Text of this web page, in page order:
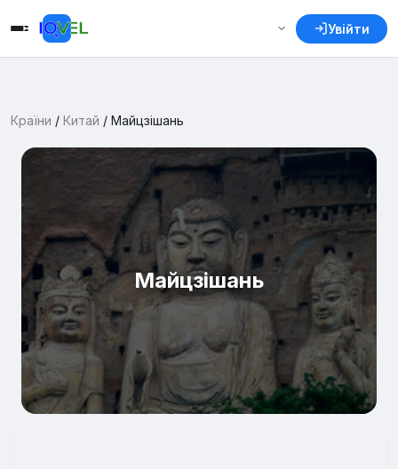
Увійти
Країни / Китай / Майцзішань
Майцзішань